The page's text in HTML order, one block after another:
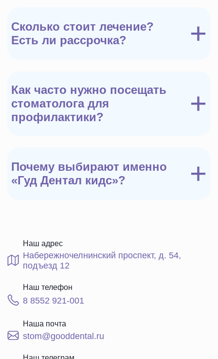
Сколько стоит лечение?
Есть ли рассрочка?
+
Как часто нужно посещать
стоматолога для
профилактики?
+
Почему выбирают именно
«Гуд Дентал кидс»?
+
Наш адрес
Набережночелнинский проспект, д. 54,
подъезд 12
Наш телефон
8 8552 921-001
Наша почта
stom@gooddental.ru